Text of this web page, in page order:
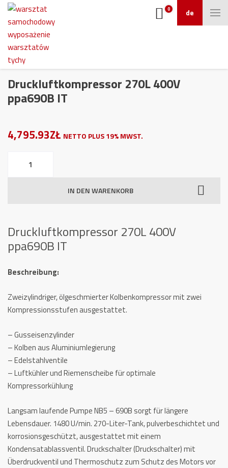
de
0
Druckluftkompressor 270L 400V
ppa690B IT
4,795.93ZŁ NETTO PLUS 19% MWST.
IN DEN WARENKORB
Druckluftkompressor 270L 400V
ppa690B IT
Beschreibung:
Zweizylindriger, ölgeschmierter Kolbenkompressor mit zwei
Kompressionsstufen ausgestattet.
– Gusseisenzylinder
– Kolben aus Aluminiumlegierung
– Edelstahlventile
– Luftkühler und Riemenscheibe für optimale
Kompressorkühlung
Langsam laufende Pumpe NB5 – 690B sorgt für längere
Lebensdauer. 1480 U/min. 270-Liter-Tank, pulverbeschichtet und
korrosionsgeschützt, ausgestattet mit einem
Kondensatablassventil. Druckschalter (Druckschalter) mit
Überdruckventil und Thermoschutz zum Schutz des Motors vor